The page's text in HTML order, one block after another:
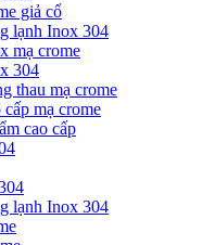
giả cổ
lạnh Inox 304
mạ crome
304
thau mạ crome
mạ crome
cao cấp
lạnh Inox 304